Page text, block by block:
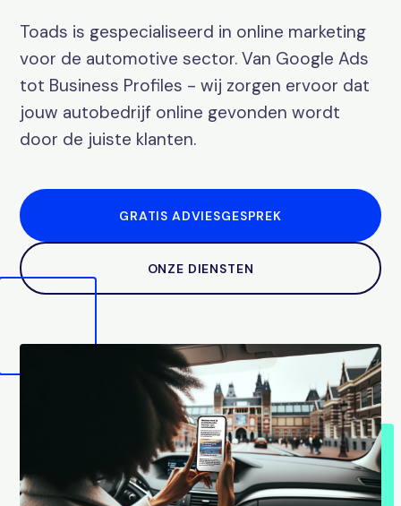
Toads is gespecialiseerd in online marketing
voor de automotive sector. Van Google Ads
tot Business Profiles - wij zorgen ervoor dat
jouw autobedrijf online gevonden wordt
door de juiste klanten.
GRATIS ADVIESGESPREK
ONZE DIENSTEN